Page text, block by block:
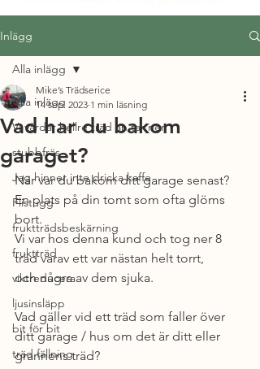
Inlägg
Alla inlägg
Vi vårdar hellre träd än tar ner.
stubbfräs
Jag hinner inte dricka kaffe
Flistugg
fruktträdsbeskärning
fruktträd
viktreducera
ljusinsläpp
bit för bit
träd fällning
Alla inlägg
Vad har du bakom
garaget?
Mike’s Trädserice
14 sep. 2023 1 min läsning
När var du bakom ditt garage senast?
En plats på din tomt som ofta glöms
bort.
Vi var hos denna kund och tog ner 8
träd varav ett var nästan helt torrt,
och några av dem sjuka.
Vad gäller vid ett träd som faller över
ditt garage / hus om det är ditt eller
grannens träd?